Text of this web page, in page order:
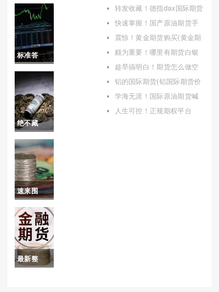
标准答
案！天津
期货开户
(帮助投资
者顺利进
入期货市
场)
绝不藏
拙！美国
三大指数
实时行情
(全球投资
者密切关
注的重要
市场指标)
速来围
观！恒指
期货保证
金不足
（原因、
最新整
转发收藏！德指dax国际期货
手续费多少钱（提高投资收
益具有重要意义）
快速掌握！国产原油期货手
续费(提供不同的手续费优惠
政策)
震惊！黄金期货购买(黄金期
货购买渠道)
颇为重要！哪里有期货白银
喊单直播(提供最佳的交易策
略)
趁早搞明白！期货怎么做空
做多(交易计划和止损原则)
铝的国际期货(铝国际期货价
学海无涯！国际原油期货喊
单直播室(原油喊单直播eia原
油现货直播间)
人生可控！正规期权平台